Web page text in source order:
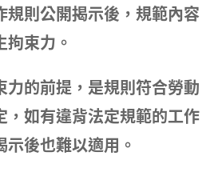
規則公開揭示後，規範內容
束力。
力的前提，是規則符合勞動
，如有違背法定規範的工作
後也難以適用。